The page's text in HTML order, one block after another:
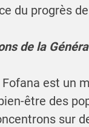
du progrès
de la
est un
être des
sur